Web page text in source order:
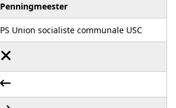
Penningmeester
PS Union socialiste communale USC